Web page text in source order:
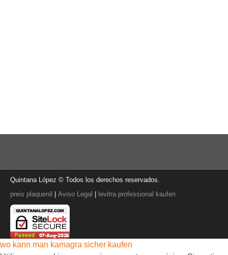
Quintana López © Todos los derechos reservados.
preis plaquenil | Aviso Legal | levitra professional kaufen
wo kann man kamagra sicher kaufen